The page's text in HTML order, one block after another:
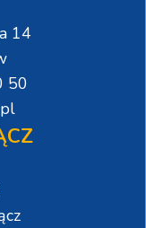
14
50